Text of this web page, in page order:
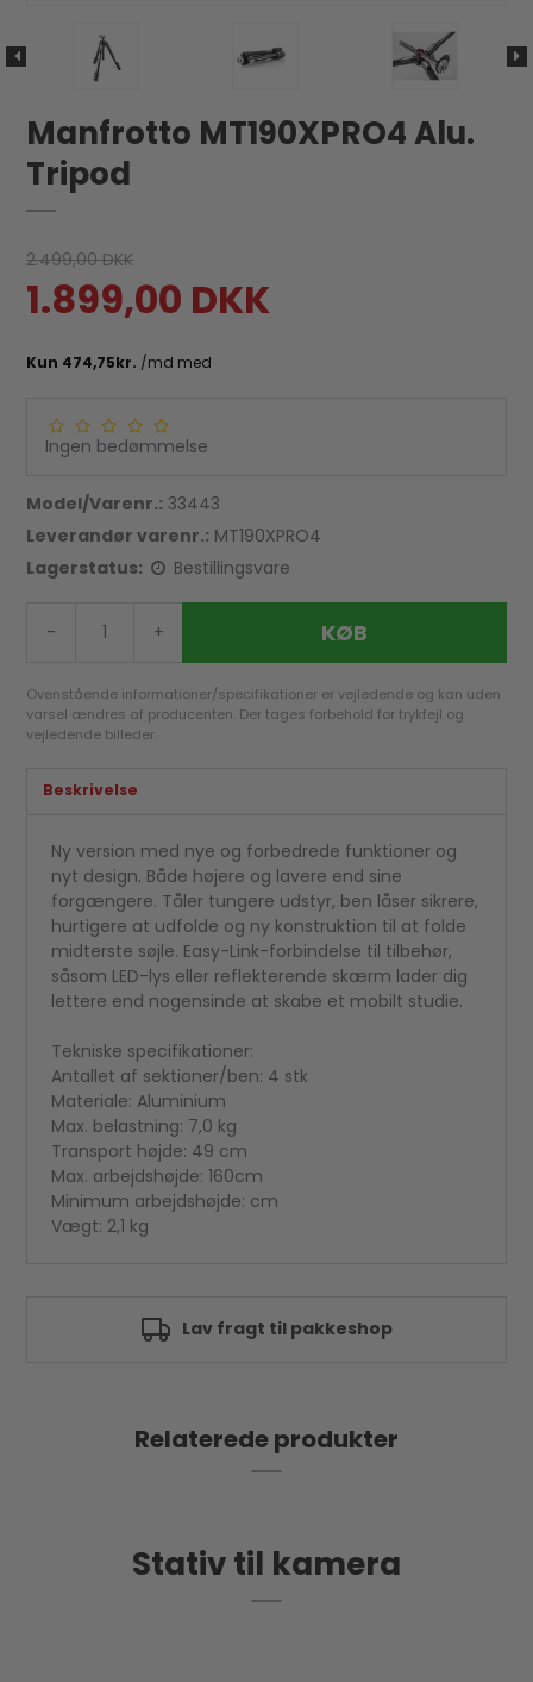
Manfrotto MT190XPRO4 Alu.
Tripod
2.499,00 DKK
1.899,00 DKK
Ingen bedømmelse
Model/Varenr.: 33443
Leverandør varenr.: MT190XPRO4
Lagerstatus:
Bestillingsvare
- + KØB
Ovenstående informationer/specifikationer er vejledende og kan uden
varsel ændres af producenten. Der tages forbehold for trykfejl og
vejledende billeder.
Beskrivelse
Ny version med nye og forbedrede funktioner og
nyt design. Både højere og lavere end sine
forgængere. Tåler tungere udstyr, ben låser sikrere,
hurtigere at udfolde og ny konstruktion til at folde
midterste søjle. Easy-Link-forbindelse til tilbehør,
såsom LED-lys eller reflekterende skærm lader dig
lettere end nogensinde at skabe et mobilt studie.
Tekniske specifikationer:
Antallet af sektioner/ben: 4 stk
Materiale: Aluminium
Max. belastning: 7,0 kg
Transport højde: 49 cm
Max. arbejdshøjde: 160cm
Minimum arbejdshøjde: cm
Vægt: 2,1 kg
Godkendt af e-mærket
Relaterede produkter
Stativ til kamera